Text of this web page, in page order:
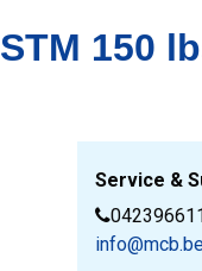
150
Service &